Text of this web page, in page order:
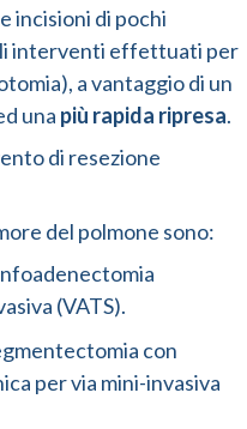
incisioni di pochi
interventi effettuati per
a vantaggio di un
una più rapida ripresa.
di resezione
del polmone sono:
(VATS).
con
per via mini-invasiva